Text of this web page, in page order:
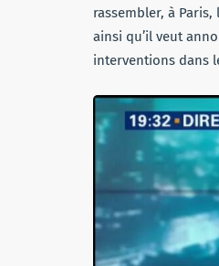
rassembler, à
ainsi qu’il veut
interventions dans